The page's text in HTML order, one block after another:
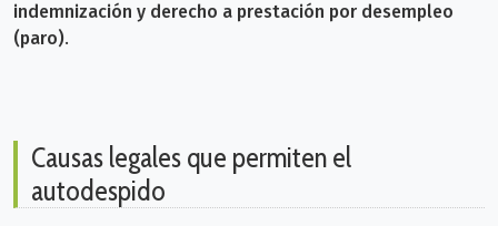
indemnización y derecho a prestación por desempleo
(paro).
Causas legales que permiten el
autodespido